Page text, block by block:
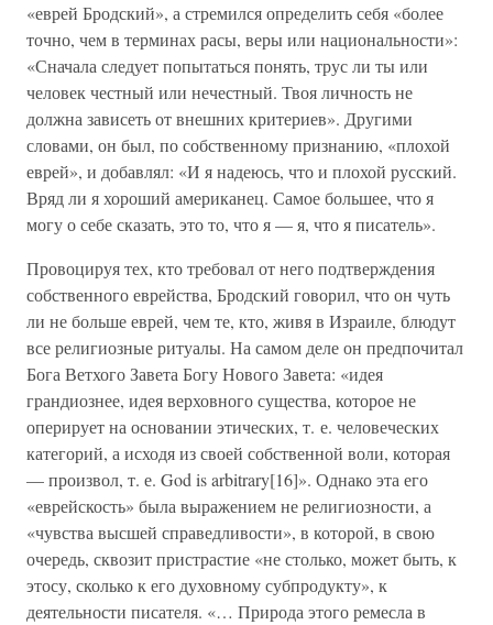
«еврей Бродский», а стремился определить себя «более
точно, чем в терминах расы, веры или национальности»:
«Сначала следует попытаться понять, трус ли ты или
человек честный или нечестный. Твоя личность не
должна зависеть от внешних критериев». Другими
словами, он был, по собственному признанию, «плохой
еврей», и добавлял: «И я надеюсь, что и плохой русский.
Вряд ли я хороший американец. Самое большее, что я
могу о себе сказать, это то, что я — я, что я писатель».
Провоцируя тех, кто требовал от него подтверждения
собственного еврейства, Бродский говорил, что он чуть
ли не больше еврей, чем те, кто, живя в Израиле, блюдут
все религиозные ритуалы. На самом деле он предпочитал
Бога Ветхого Завета Богу Нового Завета: «идея
грандиознее, идея верховного существа, которое не
оперирует на основании этических, т. е. человеческих
категорий, а исходя из своей собственной воли, которая
— произвол, т. е. God is arbitrary[16]». Однако эта его
«еврейскость» была выражением не религиозности, а
«чувства высшей справедливости», в которой, в свою
очередь, сквозит пристрастие «не столько, может быть, к
этосу, сколько к его духовному субпродукту», к
деятельности писателя. «… Природа этого ремесла в